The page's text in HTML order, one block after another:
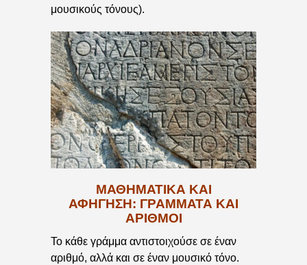
μουσικούς τόνους).
ΜΑΘΗΜΑΤΙΚΆ ΚΑΙ
ΑΦΉΓΗΣΗ: ΓΡΆΜΜΑΤΑ ΚΑΙ
ΑΡΙΘΜΟΊ
Το κάθε γράμμα αντιστοιχούσε σε έναν
αριθμό, αλλά και σε έναν μουσικό τόνο.